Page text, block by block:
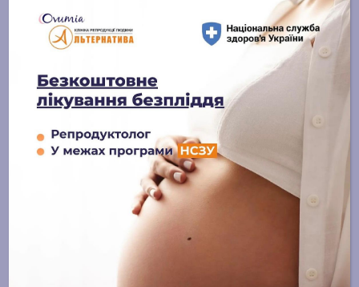
przygotowanie do leczenia operacyjnego i
reprodukcyjnego
Podejście do pacjentki
indywidualne strategie leczenia
praca nad przyczyną problemu
łączenie metod chirurgicznych i WRT
stosowanie nowoczesnych protokołów
międzynarodowych
partnerstwo z pacjentką na każdym etapie